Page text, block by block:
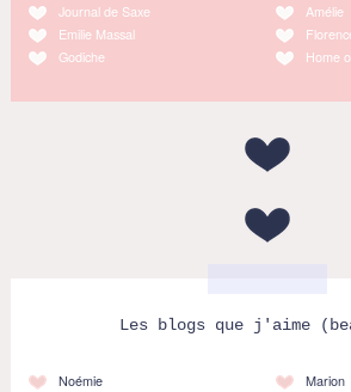
Journal de Saxe
Emilie Massal
Godiche
Amélie
Home
Les blogs que j'aime
Noémie
Marion